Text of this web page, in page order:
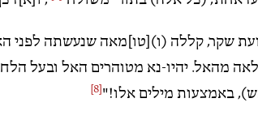
שקר, קללה (ו)[טו]מאה שנעשתה לפני
מהאל. יהיו-נא מטוהרים האל ובעל
באמצעות מילים אלו!"[8]